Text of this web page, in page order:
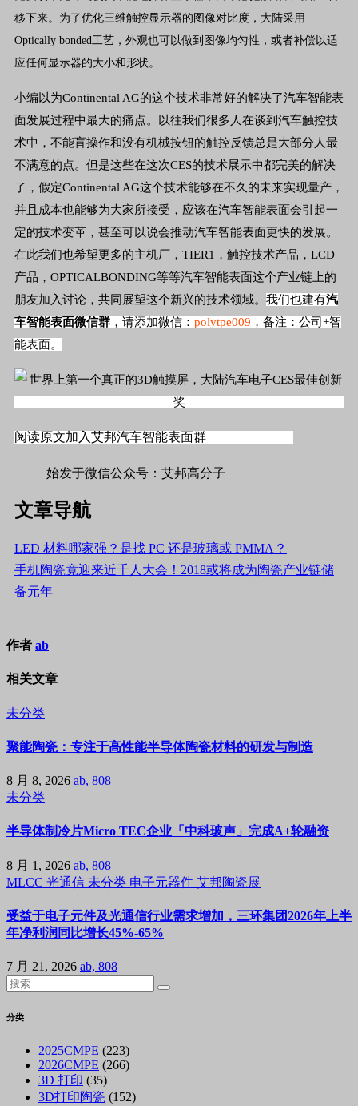
移下来。 为了优化三维触控显示器的图像对比度，大陆采用
Optically bonded工艺，外观也可以做到图像均匀性，或者补偿以适
应任何显示器的大小和形状。
小编以为Continental AG的这个技术非常好的解决了汽车智能表
面发展过程中最大的痛点。以往我们很多人在谈到汽车触控技
术中，不能盲操作和没有机械按钮的触控反馈总是大部分人最
不满意的点。但是这些在这次CES的技术展示中都完美的解决
了，假定Continental AG这个技术能够在不久的未来实现量产，
并且成本也能够为大家所接受，应该在汽车智能表面会引起一
定的技术变革，甚至可以说会推动汽车智能表面更快的发展。
在此我们也希望更多的主机厂，TIER1，触控技术产品，LCD
产品，OPTICALBONDING等等汽车智能表面这个产业链上的
朋友加入讨论，共同展望这个新兴的技术领域。 我们也建有汽
车智能表面微信群 ，请添加微信： polytpe009 ，备注：公司+智
能表面。
阅读原文加入艾邦汽车智能表面群
始发于微信公众号：艾邦高分子
文章导航
LED 材料哪家强？是找 PC 还是玻璃或 PMMA？
手机陶瓷竟迎来近千人大会！2018或将成为陶瓷产业链储
备元年
作者 ab
相关文章
未分类
聚能陶瓷：专注于高性能半导体陶瓷材料的研发与制造
8 月 8, 2026 ab, 808
未分类
半导体制冷片Micro TEC企业「中科玻声」完成A+轮融资
8 月 1, 2026 ab, 808
MLCC 光通信 未分类 电子元器件 艾邦陶瓷展
受益于电子元件及光通信行业需求增加，三环集团2026年上半
年净利润同比增长45%-65%
7 月 21, 2026 ab, 808
分类
2025CMPE (223)
2026CMPE (266)
3D 打印 (35)
3D打印陶瓷 (152)